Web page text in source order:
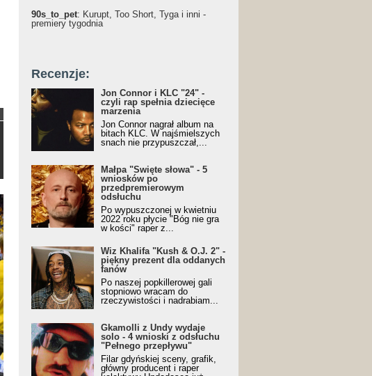
90s_to_pet: Kurupt, Too Short, Tyga i inni -
premiery tygodnia
Recenzje:
Jon Connor i KLC "24" -
czyli rap spełnia dziecięce
marzenia
Jon Connor nagrał album na
bitach KLC. W najśmielszych
snach nie przypuszczał,...
Małpa "Święte słowa" - 5
wniosków po
przedpremierowym
odsłuchu
Po wypuszczonej w kwietniu
2022 roku płycie "Bóg nie gra
w kości" raper z...
Wiz Khalifa "Kush & O.J. 2" -
piękny prezent dla oddanych
fanów
Po naszej popkillerowej gali
stopniowo wracam do
rzeczywistości i nadrabiam...
Gkamolli z Undy wydaje
solo - 4 wnioski z odsłuchu
"Pełnego przepływu"
Filar gdyńskiej sceny, grafik,
główny producent i raper